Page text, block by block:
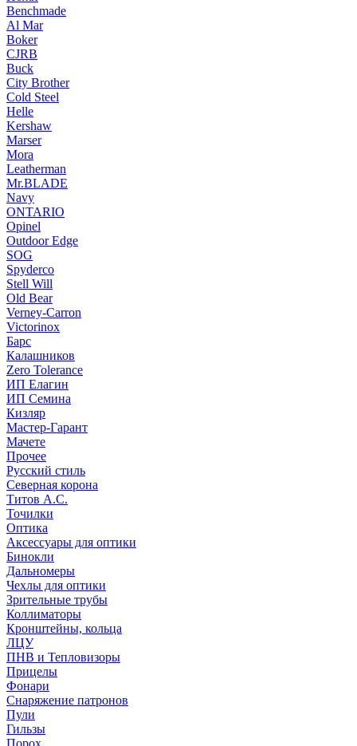
Benchmade
Al Mar
Boker
CJRB
Buck
City Brother
Cold Steel
Helle
Kershaw
Marser
Mora
Leatherman
Mr.BLADE
Navy
ONTARIO
Opinel
Outdoor Edge
SOG
Spyderco
Stell Will
Old Bear
Verney-Carron
Victorinox
Барс
Калашников
Zero Tolerance
ИП Елагин
ИП Семина
Кизляр
Мастер-Гарант
Мачете
Прочее
Русский стиль
Северная корона
Титов А.С.
Точилки
Оптика
Аксессуары для оптики
Бинокли
Дальномеры
Чехлы для оптики
Зрительные трубы
Коллиматоры
Кронштейны, кольца
ЛЦУ
ПНВ и Тепловизоры
Прицелы
Фонари
Снаряжение патронов
Пули
Гильзы
Порох